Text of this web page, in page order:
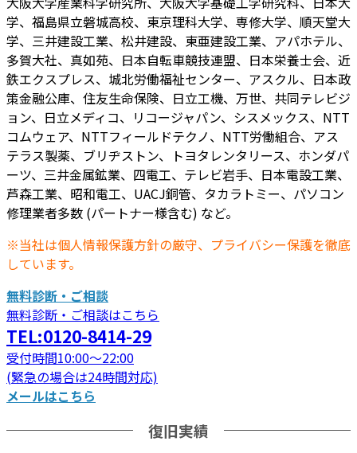
学、福島県立磐城高校、東京理科大学、専修大学、順天堂大
学、三井建設工業、松井建設、東亜建設工業、アパホテル、
多賀大社、真如苑、日本自転車競技連盟、日本栄養士会、近
鉄エクスプレス、城北労働福祉センター、アスクル、日本政
策金融公庫、住友生命保険、日立工機、万世、共同テレビジ
ョン、日立メディコ、リコージャパン、シスメックス、NTT
コムウェア、NTTフィールドテクノ、NTT労働組合、アス
テラス製薬、ブリヂストン、トヨタレンタリース、ホンダパ
ーツ、三井金属鉱業、四電工、テレビ岩手、日本電設工業、
芦森工業、昭和電工、UACJ銅管、タカラトミー、パソコン
修理業者多数 (パートナー様含む) など。
※当社は個人情報保護方針の厳守、プライバシー保護を徹底
しています。
無料診断・ご相談
無料診断・ご相談はこちら
TEL:0120-8414-29
受付時間10:00～22:00
(緊急の場合は24時間対応)
メールはこちら
復旧実績